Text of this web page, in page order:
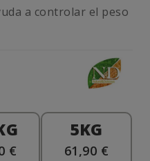
a controlar el peso
€
5KG
61,90 €